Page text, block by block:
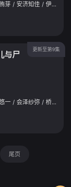
芽 / 安济知佳 / 伊藤彩沙
更新至第9集
与尸
一 / 会泽纱弥 / 桥爪淳
尾页